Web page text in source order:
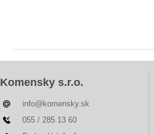
Komensky s.r.o.
info@komensky.sk
055 / 285 13 60